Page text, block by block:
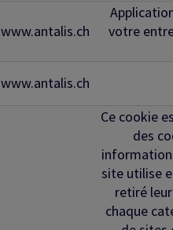
www.antalis.ch
votre
www.antalis.ch
Ce cookie
des
site utilise
retiré
chaque